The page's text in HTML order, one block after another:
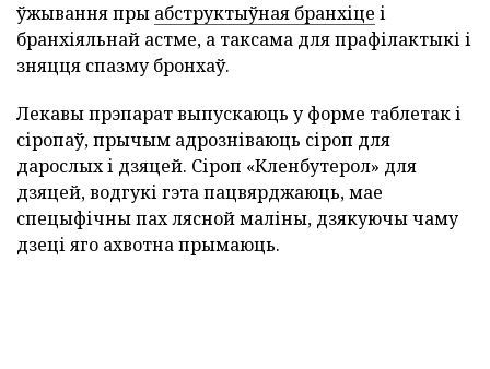
ўжывання пры абструктыўная бранхіце і
бранхіяльнай астме, а таксама для прафілактыкі і
зняцця спазму бронхаў.
Лекавы прэпарат выпускаюць у форме таблетак і
сіропаў, прычым адрозніваюць сіроп для
дарослых і дзяцей. Сіроп «Кленбутерол» для
дзяцей, водгукі гэта пацвярджаюць, мае
спецыфічны пах лясной маліны, дзякуючы чаму
дзеці яго ахвотна прымаюць.